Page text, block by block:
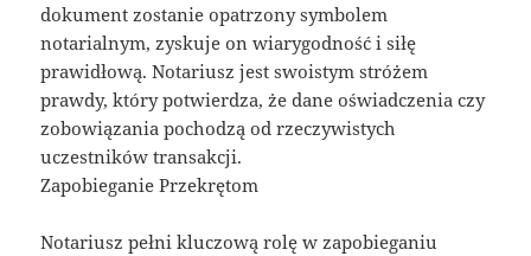
dokument zostanie opatrzony symbolem
notarialnym, zyskuje on wiarygodność i siłę
prawidłową. Notariusz jest swoistym stróżem
prawdy, który potwierdza, że dane oświadczenia czy
zobowiązania pochodzą od rzeczywistych
uczestników transakcji.
Zapobieganie Przekrętom
Notariusz pełni kluczową rolę w zapobieganiu